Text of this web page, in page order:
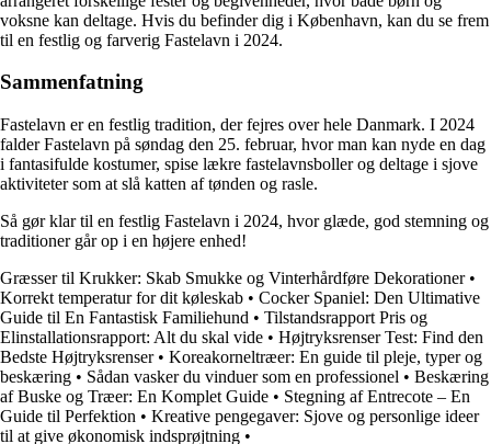
voksne kan deltage. Hvis du befinder dig i København, kan du se frem
til en festlig og farverig Fastelavn i 2024.
Sammenfatning
Fastelavn er en festlig tradition, der fejres over hele Danmark. I 2024
falder Fastelavn på søndag den 25. februar, hvor man kan nyde en dag
i fantasifulde kostumer, spise lækre fastelavnsboller og deltage i sjove
aktiviteter som at slå katten af tønden og rasle.
Så gør klar til en festlig Fastelavn i 2024, hvor glæde, god stemning og
traditioner går op i en højere enhed!
Græsser til Krukker: Skab Smukke og Vinterhårdføre Dekorationer•
Korrekt temperatur for dit køleskab • Cocker Spaniel: Den Ultimative
Guide til En Fantastisk Familiehund • Tilstandsrapport Pris og
Elinstallationsrapport: Alt du skal vide • Højtryksrenser Test: Find den
Bedste Højtryksrenser• Koreakorneltræer: En guide til pleje, typer og
beskæring • Sådan vasker du vinduer som en professionel • Beskæring
af Buske og Træer: En Komplet Guide • Stegning af Entrecote – En
Guide til Perfektion • Kreative pengegaver: Sjove og personlige ideer
til at give økonomisk indsprøjtning •